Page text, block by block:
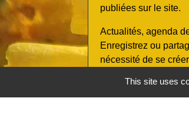
publiées sur le site.
Actualités, agenda
Enregistrez ou
nécessité de se
Comment procéder
This site uses